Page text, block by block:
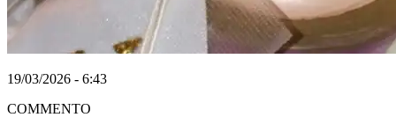
19/03/2026 - 6:43
COMMENTO